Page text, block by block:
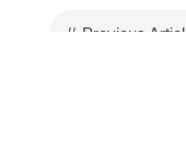
# Previous